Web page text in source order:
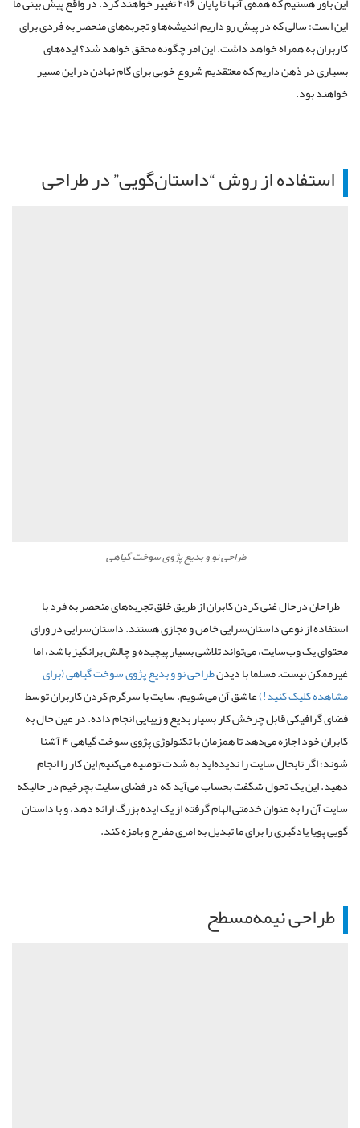
این است: سالی که در پیش رو داریم اندیشه‌ها و تجربه‌های منحصر به فردی برای
کاربران به همراه خواهد داشت. این امر چگونه محقق خواهد شد؟ ایده‌های
بسیاری در ذهن داریم که معتقدیم شروع خوبی برای گام نهادن در این مسیر
خواهند بود.
استفاده از روش “داستان‌گویی” در طراحی
طراحی نو و بدیع پژوی سوخت گیاهی
طراحان درحال غنی کردن کابران از طریق خلق تجربه‌های منحصر به فرد با
استفاده از نوعی داستان‌سرایی خاص و مجازی هستند. داستان‌سرایی در ورای
محتوای یک وب‌سایت، می‌تواند تلاشی بسیار پیچیده و چالش برانگیز باشد، اما
غیرممکن نیست. مسلما با دیدنطراحی نو و بدیع پژوی سوخت گیاهی (برای
مشاهده کلیک کنید!)عاشق آن می‌شویم. سایت با سرگرم کردن کاربران توسط
فضای گرافیکی قابل چرخش کار بسیار بدیع و زیبایی انجام داده. در عین حال به
کابران خود اجازه می‌دهد تا همزمان با تکنولوژی پژوی سوخت گیاهی ۴ آشنا
شوند؛ اگر تابحال سایت را ندیده‌اید به شدت توصیه می‌کنیم این کار را انجام
دهید. این یک تحول شگفت بحساب می‌آید که در فضای سایت بچرخیم در حالیکه
سایت آن را به عنوان خدمتی الهام گرفته از یک ایده بزرگ ارائه دهد، و با داستان
گویی پویا یادگیری را برای ما تبدیل به امری مفرح و بامزه کند.
طراحی نیمه‌مسطح